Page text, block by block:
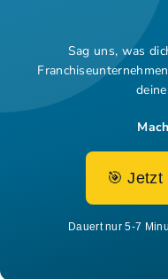
Sag uns, was
🎯 Jetzt
Dauert nur 5-7